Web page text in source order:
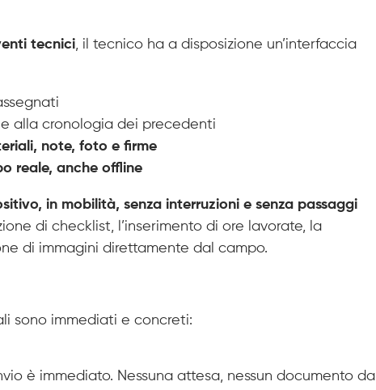
tecnici, il tecnico ha a disposizione un’interfaccia
e alla cronologia dei precedenti
note, foto e firme
reale, anche offline
in mobilità, senza interruzioni e senza passaggi
di checklist, l’inserimento di ore lavorate, la
di immagini direttamente dal campo.
sono immediati e concreti:
è immediato. Nessuna attesa, nessun documento da